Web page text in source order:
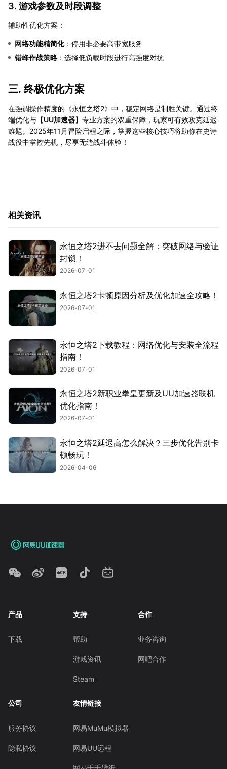
3. 游戏参数及时段调整
辅助性优化方案：
网络功能精简化：停用非必要高带宽服务
错峰作战策略 ：选择低负载时段进行高强度对抗
三. 终极优化方案
在强调操作精度的《永恒之塔2》中，稳定网络是制胜关键。通过终
端优化与【UU加速器】专业方案的双重保障，玩家可有效攻克延迟
难题。2025年11月冒险启程之际，掌握这些核心技巧将助你在史诗
战役中掌控先机，尽享无缝战斗体验！
相关资讯
永恒之塔2进不去问题全解：突破网络与验证
封锁！
2026-07-01
永恒之塔2卡顿原因分析及优化加速全攻略！
2026-07-01
永恒之塔2下载教程：网络优化与安装全流程
指南！
2026-07-01
永恒之塔2新职业拳皇更新及UU加速器联机
优化指南！
2026-07-01
永恒之塔2延迟高怎么解决？三步优化告别卡
顿畅玩！
2026-04-06
产品
下载
支持
帮助
游戏资讯
Steam
合作
业务咨询
网吧合作
公司
服务协议
隐私协议
友情链接
网易MuMu模拟器
网易UU远程